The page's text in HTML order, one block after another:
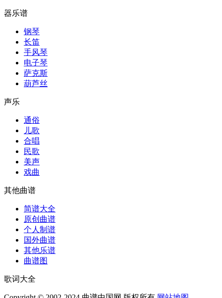
器乐谱
钢琴
长笛
手风琴
电子琴
萨克斯
葫芦丝
声乐
通俗
儿歌
合唱
民歌
美声
戏曲
其他曲谱
简谱大全
原创曲谱
个人制谱
国外曲谱
其他乐谱
曲谱图
歌词大全